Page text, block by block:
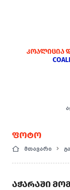
ᲙᲝᲐᲚᲘᲪᲘᲐ
ᲤᲝᲢᲝ
მთავარი
ᲐᲭᲐᲠᲐᲨᲘ